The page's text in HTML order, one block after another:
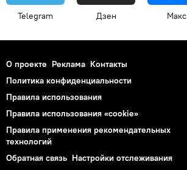
Telegram Дзен Макс
О проекте Реклама Контакты
Политика конфиденциальности
Правила использования
Правила использования «cookie»
Правила применения рекомендательных
технологий
Обратная связь Настройки отслеживания